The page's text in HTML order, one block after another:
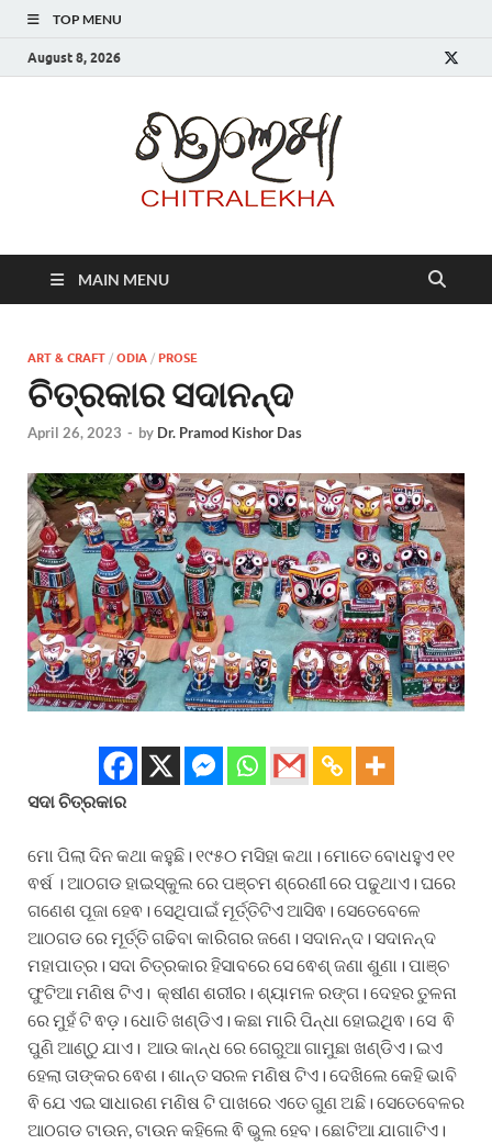
TOP MENU
August 8, 2026
MAIN MENU
ART & CRAFT / ODIA / PROSE
ଚିତ୍ରକାର ସଦାନନ୍ଦ
April 26, 2023 - by Dr. Pramod Kishor Das
ସଦାଚିତ୍ରକାର
ମୋ ପିଲା ଦିନ କଥା କହୁଛି। ୧୯୫୦ ମସିହା କଥା। ମୋତେ ବୋଧହୁଏ ୧୧
ଵର୍ଷ । ଆଠଗଡ ହାଇସ୍କୁଲ ରେ ପଞ୍ଚମ ଶ୍ରେଣୀ ରେ ପଢୁଥାଏ। ଘରେ
ଗଣେଶ ପୂଜା ହେଵ। ସେଥିପାଇଁ ମୂର୍ତ୍ତିଟିଏ ଆସିଵ। ସେତେବେଳେ
ଆଠଗଡ ରେ ମୂର୍ତ୍ତି ଗଢିବା କାରିଗର ଜଣେ। ସଦାନନ୍ଦ। ସଦାନନ୍ଦ
ମହାପାତ୍ର। ସଦା ଚିତ୍ରକାର ହିସାବରେ ସେ ଵେଶ୍ ଜଣା ଶୁଣା। ପାଞ୍ଚ
ଫୁଟିଆ ମଣିଷ ଟିଏ। କ୍ଷୀଣ ଶରୀର। ଶ୍ୟାମଳ ରଙ୍ଗ। ଦେହର ତୁଳନା
ରେ ମୁହଁ ଟି ଵଡ଼। ଧୋତି ଖଣ୍ଡିଏ। କଛା ମାରି ପିନ୍ଧା ହୋଇଥିଵ। ସେ ଵି
ପୁଣି ଆଣ୍ଠୁ ଯାଏ। ଆଉ କାନ୍ଧ ରେ ଗେରୁଆ ଗାମୁଛା ଖଣ୍ଡିଏ। ଇଏ
ହେଲା ତାଙ୍କର ଵେଶ। ଶାନ୍ତ ସରଳ ମଣିଷ ଟିଏ। ଦେଖିଲେ କେହି ଭାବି
ଵି ଯେ ଏଇ ସାଧାରଣ ମଣିଷ ଟି ପାଖରେ ଏତେ ଗୁଣ ଅଛି। ସେତେବେଳର
ଆଠଗଡ ଟାଉନ, ଟାଉନ କହିଲେ ଵି ଭୁଲ ହେବ। ଛୋଟିଆ ଯାଗାଟିଏ।